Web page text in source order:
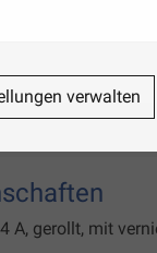
A, gerollt, mit
verwalten